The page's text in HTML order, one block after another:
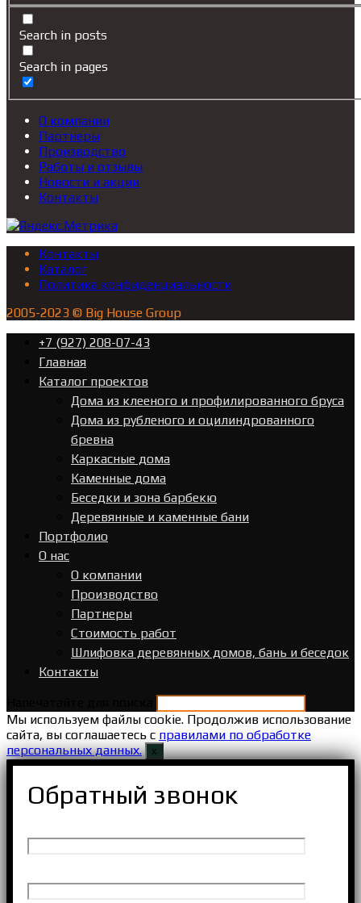
Search in posts
Search in pages
О компании
Партнеры
Производство
Работы и отзывы
Новости и акции
Контакты
Контакты
Каталог
Политика конфиденциальности
2005-2023 © Big House Group
+7 (927) 208-07-43
Главная
Каталог проектов
Дома из клееного и профилированного бруса
Дома из рубленого и оцилиндрованного
бревна
Каркасные дома
Каменные дома
Беседки и зона барбекю
Деревянные и каменные бани
Портфолио
О нас
О компании
Производство
Партнеры
Стоимость работ
Шлифовка деревянных домов, бань и беседок
Контакты
Мы используем файлы cookie. Продолжив использование
сайта, вы соглашаетесь с правилами по обработке
персональных данных.
х
Обратный звонок